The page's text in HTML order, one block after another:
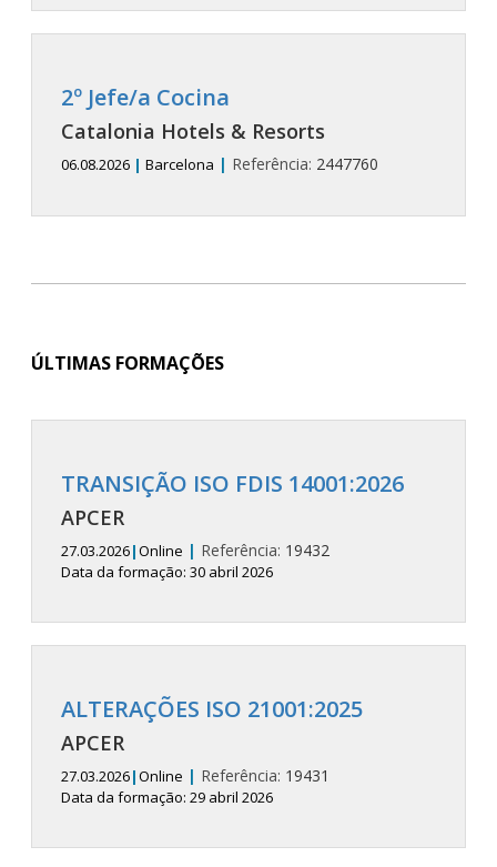
2º Jefe/a Cocina
Catalonia Hotels & Resorts
06.08.2026 | Barcelona | Referência: 2447760
ÚLTIMAS FORMAÇÕES
TRANSIÇÃO ISO FDIS 14001:2026
APCER
27.03.2026|Online | Referência: 19432
Data da formação: 30 abril 2026
ALTERAÇÕES ISO 21001:2025
APCER
27.03.2026|Online | Referência: 19431
Data da formação: 29 abril 2026